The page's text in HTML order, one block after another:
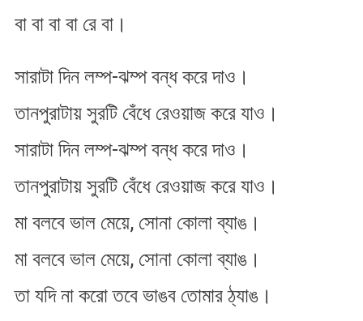
বা বা বা বা রে বা।
সারাটা দিন লম্প​-ঝম্প বন্ধ করে দাও।
তানপুরাটায় সুরটি বেঁধে রেওয়াজ করে যাও।
সারাটা দিন লম্প​-ঝম্প বন্ধ করে দাও।
তানপুরাটায় সুরটি বেঁধে রেওয়াজ করে যাও।
মা বলবে ভাল মেয়ে, সোনা কোলা ব্যাঙ।
মা বলবে ভাল মেয়ে, সোনা কোলা ব্যাঙ।
তা যদি না করো তবে ভাঙব তোমার ঠ্যাঙ।